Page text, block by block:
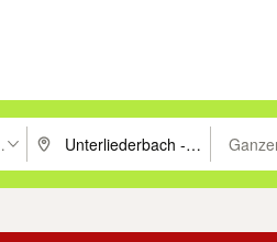
mit den Pfeiltasten nach
PLZ oder Ort eingeben. Suche